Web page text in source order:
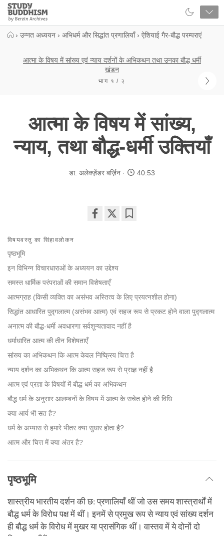
Close
Study
Buddhism
› उन्नत अध्ययन › अभिधर्म और सिद्धांत प्रणालियाँ › ऐशियाई गैर-बौद्ध परम्पराएं
आत्मा के विषय में सांख्य एवं न्याय दर्शनों के अभिकथन तथा उनका बौद्ध धर्मी
खंडन
भाग १ / २
आत्मा के विषय में सांख्य,
न्याय, तथा बौद्ध-धर्मी उक्तियाँ
डा. अलेक्ज़ेंडर बर्ज़िन 40:53
विषयवस्तु का सिंहावलोकन
पृष्ठभूमि
इन विभिन्न विचारधाराओं के अध्ययन का उद्देश्य
समस्त धार्मिक परंपराओं की समान विशेषताएँ
आत्मग्राह (किसी व्यक्ति का असंभव अस्तित्व के लिए प्रयत्नशील होना)
सिद्धांत आधारित पुद्गलात्म (असंभव आत्म) एवं सहज रूप से प्रकट होने वाला पुद्गलात्म
अनात्म की बौद्ध-धर्मी अवधारणा सर्वशून्यतावाद नहीं है
धर्माधारित आत्म की तीन विशेषताएँ
सांख्य का अभिकथन कि आत्म केवल निष्क्रिय चित्त है
न्याय दर्शन का अभिकथन कि आत्म सहज रूप से प्राज्ञ नहीं है
आत्म एवं प्रज्ञा के विषयों में बौद्ध धर्म का अभिकथन
बौद्ध धर्म के अनुसार आलम्बनों के विषय में आत्म के सचेत होने की विधि
क्या आर्य भी सत है?
धर्म के अभ्यास से हमारे भीतर क्या सुधार होता है?
आत्म और चित्त में क्या अंतर है?
पृष्ठभूमि
शास्त्रीय भारतीय दर्शन की छ: प्रणालियाँ थीं जो उस समय शास्त्रार्थों में
बौद्ध धर्म के विरोध पक्ष में थीं। इनमें से प्रमुख रूप से न्याय एवं सांख्य दर्शन
ही बौद्ध धर्म के विरोध में मुखर या प्रासंगिक थीं। वास्तव में ये दोनों दो